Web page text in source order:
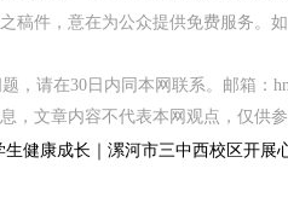
稿件，意在为公众提供免费服务。
，请在30日内同本网联系。邮箱：
，文章内容不代表本网观点，仅供
健康成长｜漯河市三中西校区开展